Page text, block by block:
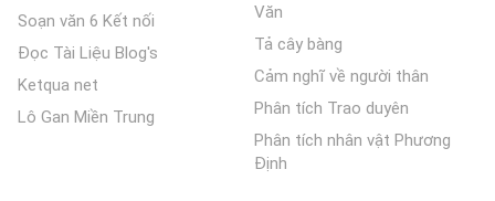
Soạn văn 6 Kết nối
Đọc Tài Liệu Blog's
Ketqua net
Lô Gan Miền Trung
Văn
Tả cây bàng
Cảm nghĩ về người thân
Phân tích Trao duyên
Phân tích nhân vật Phương
Định